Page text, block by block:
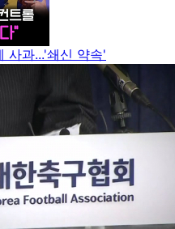
사과...'쇄신 약속'